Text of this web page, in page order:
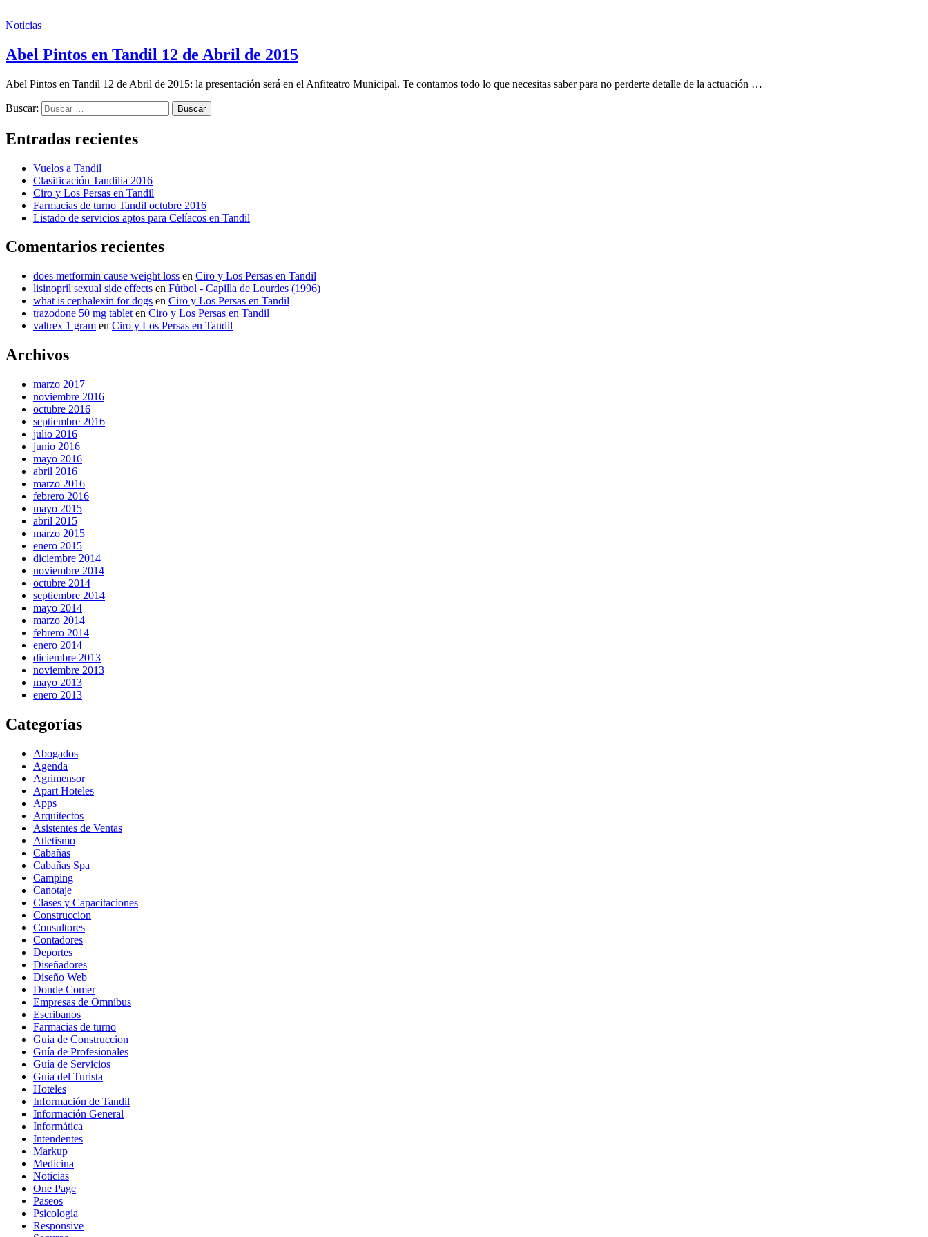
Noticias
Abel Pintos en Tandil 12 de Abril de 2015
Abel Pintos en Tandil 12 de Abril de 2015: la presentación será en el Anfiteatro Municipal. Te contamos todo lo que necesitas saber para no perderte detalle de la actuación …
Buscar:
Entradas recientes
Vuelos a Tandil
Clasificación Tandilia 2016
Ciro y Los Persas en Tandil
Farmacias de turno Tandil octubre 2016
Listado de servicios aptos para Celíacos en Tandil
Comentarios recientes
does metformin cause weight loss en Ciro y Los Persas en Tandil
lisinopril sexual side effects en Fútbol - Capilla de Lourdes (1996)
what is cephalexin for dogs en Ciro y Los Persas en Tandil
trazodone 50 mg tablet en Ciro y Los Persas en Tandil
valtrex 1 gram en Ciro y Los Persas en Tandil
Archivos
marzo 2017
noviembre 2016
octubre 2016
septiembre 2016
julio 2016
junio 2016
mayo 2016
abril 2016
marzo 2016
febrero 2016
mayo 2015
abril 2015
marzo 2015
enero 2015
diciembre 2014
noviembre 2014
octubre 2014
septiembre 2014
mayo 2014
marzo 2014
febrero 2014
enero 2014
diciembre 2013
noviembre 2013
mayo 2013
enero 2013
Categorías
Abogados
Agenda
Agrimensor
Apart Hoteles
Apps
Arquitectos
Asistentes de Ventas
Atletismo
Cabañas
Cabañas Spa
Camping
Canotaje
Clases y Capacitaciones
Construccion
Consultores
Contadores
Deportes
Diseñadores
Diseño Web
Donde Comer
Empresas de Omnibus
Escribanos
Farmacias de turno
Guia de Construccion
Guía de Profesionales
Guía de Servicios
Guia del Turista
Hoteles
Información de Tandil
Información General
Informática
Intendentes
Markup
Medicina
Noticias
One Page
Paseos
Psicologia
Responsive